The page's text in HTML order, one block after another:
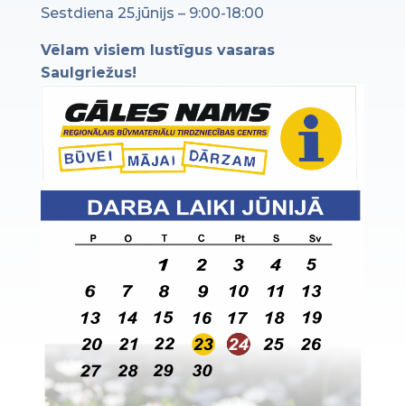
Sestdiena 25.jūnijs – 9:00-18:00
Vēlam visiem lustīgus vasaras
Saulgriežus!